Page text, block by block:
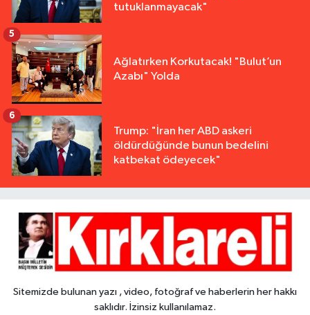
tutuklanmayacak"
Ağlatırken Korkutacak! "Bulut’un
Azabı" Yolda
5
Trump: "İran her ABD askeri
öldürdüğünde bunun bedelini
katbekat ödeyecek"
6
Sitemizde bulunan yazı , video, fotoğraf ve haberlerin her hakkı
saklıdır. İzinsiz kullanılamaz.